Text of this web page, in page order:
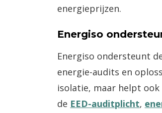
energieprijzen.
Energiso
Energiso ondersteunt
energie-audits en
isolatie, maar helpt
de EED-auditplicht,